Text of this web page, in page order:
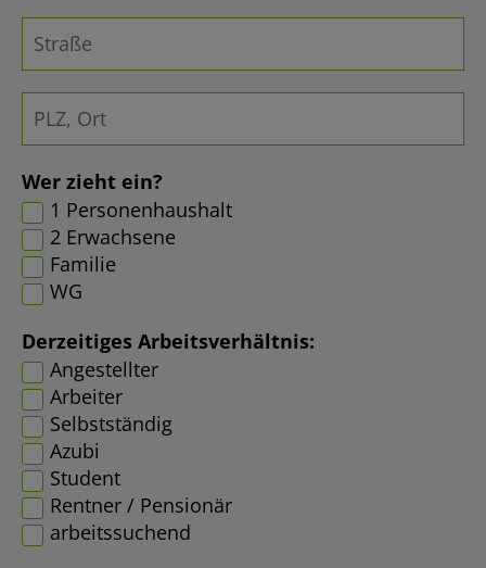
Wer zieht ein?
1 Personenhaushalt
2 Erwachsene
Familie
WG
Derzeitiges Arbeitsverhältnis:
Angestellter
Arbeiter
Selbstständig
Azubi
Student
Rentner / Pensionär
arbeitssuchend